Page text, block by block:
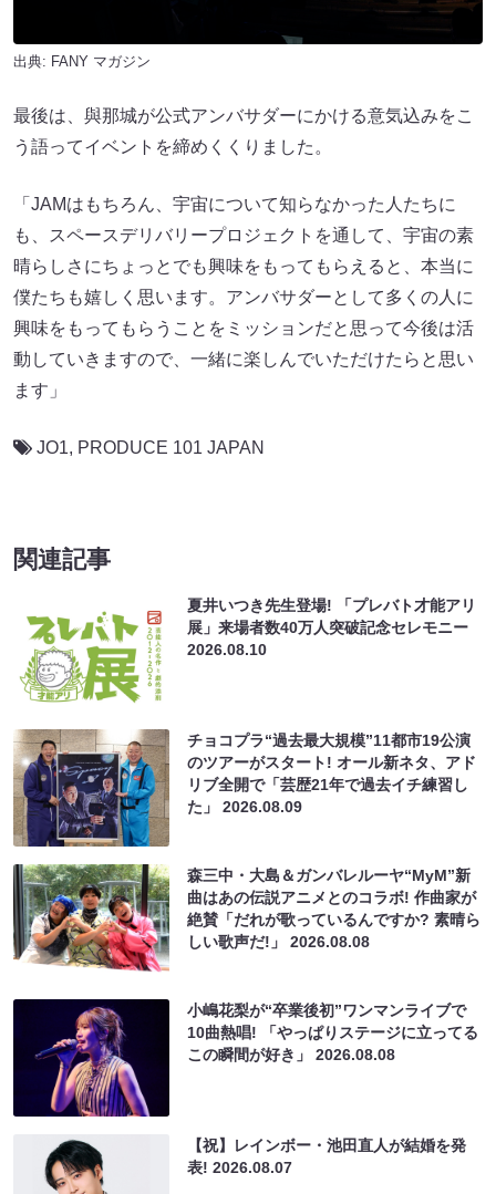
出典: FANY マガジン
最後は、與那城が公式アンバサダーにかける意気込みをこ
う語ってイベントを締めくくりました。
「JAMはもちろん、宇宙について知らなかった人たちに
も、スペースデリバリープロジェクトを通して、宇宙の素
晴らしさにちょっとでも興味をもってもらえると、本当に
僕たちも嬉しく思います。アンバサダーとして多くの人に
興味をもってもらうことをミッションだと思って今後は活
動していきますので、一緒に楽しんでいただけたらと思い
ます」
JO1, PRODUCE 101 JAPAN
関連記事
夏井いつき先生登場! 「プレバト才能アリ
展」来場者数40万人突破記念セレモニー
2026.08.10
チョコプラ“過去最大規模”11都市19公演
のツアーがスタート! オール新ネタ、アド
リブ全開で「芸歴21年で過去イチ練習し
た」2026.08.09
森三中・大島＆ガンバレルーヤ“MyM”新
曲はあの伝説アニメとのコラボ! 作曲家が
絶賛「だれが歌っているんですか? 素晴ら
しい歌声だ!」2026.08.08
小嶋花梨が“卒業後初”ワンマンライブで
10曲熱唱! 「やっぱりステージに立ってる
この瞬間が好き」2026.08.08
【祝】レインボー・池田直人が結婚を発
表!2026.08.07